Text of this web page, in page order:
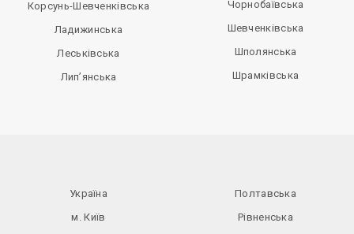
Корсунь-Шевченківська
Ладижинська
Леськівська
Лип’янська
Чорнобаївська
Шевченківська
Шполянська
Шрамківська
Україна
м. Київ
Полтавська
Рівненська